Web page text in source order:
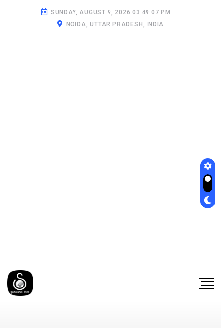
SUNDAY, AUGUST 9, 2026 03:49:08 PM
NOIDA, UTTAR PRADESH, INDIA